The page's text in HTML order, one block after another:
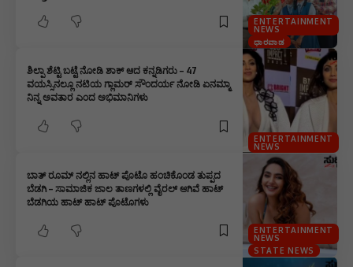
ENTERTAINMENT
NEWS
ಧಾರವಾಡ
ENTERTAINMENT
NEWS
ಶಿಲ್ಪಾ ಶೆಟ್ಟಿ ಬಟ್ಟೆ ನೋಡಿ ಶಾಕ್ ಆದ ಕನ್ನಡಿಗರು – 47
ವಯಸ್ಸಿನಲ್ಲೂ ನಟಿಯ ಗ್ಲಾಮರ್ ಸೌಂದರ್ಯ ನೋಡಿ ಏನಮ್ಮಾ
ನಿನ್ನ ಅವತಾರ ಎಂದ ಅಭಿಮಾನಿಗಳು
ENTERTAINMENT
NEWS
STATE NEWS
ಬಾತ್ ರೂಮ್ ನಲ್ಲಿನ ಹಾಟ್ ಪೊಟೊ ಹಂಚಿಕೊಂಡ ತುಪ್ಪದ
ಬೆಡಗಿ – ಸಾಮಾಜಿಕ ಜಾಲ ತಾಣಗಳಲ್ಲಿ ವೈರಲ್ ಆಗಿವೆ ಹಾಟ್
ಬೆಡಗಿಯ ಹಾಟ್ ಹಾಟ್ ಪೊಟೊಗಳು